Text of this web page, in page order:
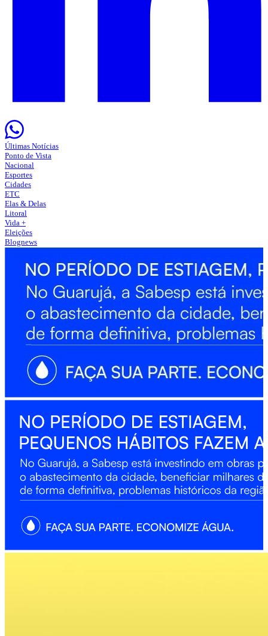
Últimas Notícias
Ponto de Vista
Nacional
Esportes
Cidades
ETC
Elas & Delas
Litoral
Vida +
Eleições
Blognews